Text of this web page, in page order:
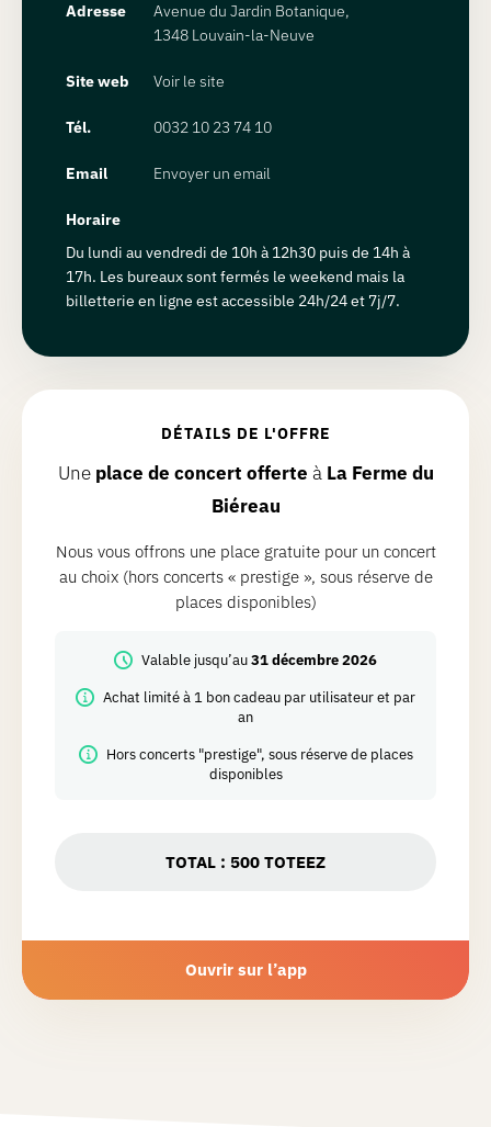
Adresse
Avenue du Jardin Botanique,
1348 Louvain-la-Neuve
Site web Voir le site
Tél. 0032 10 23 74 10
Email Envoyer un email
Horaire
Du lundi au vendredi de 10h à 12h30 puis de 14h à
17h. Les bureaux sont fermés le weekend mais la
billetterie en ligne est accessible 24h/24 et 7j/7.
DÉTAILS DE L'OFFRE
Une place de concert offerte à La Ferme du
Biéreau
Nous vous offrons une place gratuite pour un concert
au choix (hors concerts « prestige », sous réserve de
places disponibles)
Valable jusqu’au31 décembre 2026
Achat limité à 1 bon cadeau par utilisateur et par
an
Hors concerts "prestige", sous réserve de places
disponibles
TOTAL : 500 TOTEEZ
Ouvrir sur l’app